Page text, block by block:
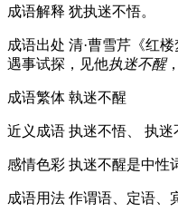
成语解释 犹执迷不悟。
成语出处 清·曹雪芹《红
遇事试探，见他执迷不醒
成语繁体 執迷不醒
近义成语 执迷不悟、 执迷
感情色彩 执迷不醒是中性
成语用法 作谓语、定语、